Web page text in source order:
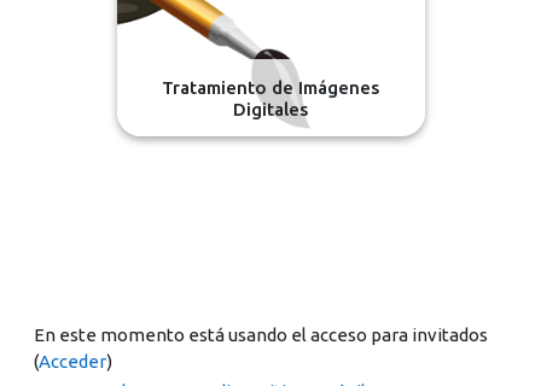
Tratamiento de Imágenes
Digitales
En este momento está usando el acceso para invitados
(Acceder)